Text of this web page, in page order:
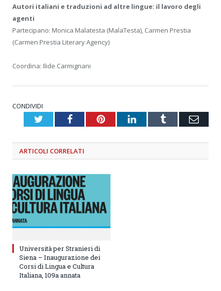
Autori italiani e traduzioni ad altre lingue: il lavoro degli
agenti
Partecipano: Monica Malatesta (MalaTesta), Carmen Prestia
(Carmen Prestia Literary Agency)
Coordina: Ilide Carmignani
CONDIVIDI
TwitterFacebookPinterestLinkedInTumblr
ARTICOLI CORRELATI
Università per Stranieri di
Siena – Inaugurazione dei
Corsi di Lingua e Cultura
Italiana, 109a annata